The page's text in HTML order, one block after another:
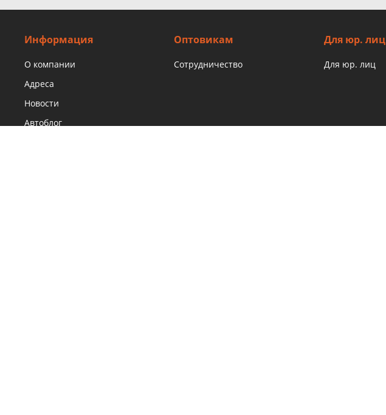
Информация
О компании
Адреса
Новости
Автоблог
Оптовикам
Сотрудничество
Для юр. лиц
Для юр. лиц